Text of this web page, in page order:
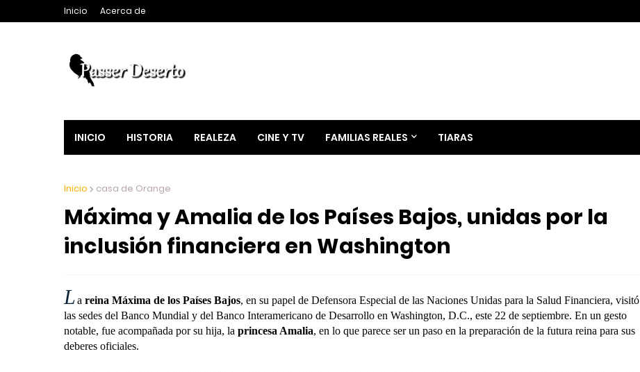
Inicio Acerca de
INICIO HISTORIA REALEZA CINE Y TV FAMILIAS REALES TIARAS
Inicio casa de Orange
Máxima y Amalia de los Países Bajos, unidas por la
inclusión financiera en Washington
La reina Máxima de los Países Bajos, en su papel de Defensora Especial de las Naciones Unidas para la Salud Financiera, visitó
las sedes del Banco Mundial y del Banco Interamericano de Desarrollo en Washington, D.C., este 22 de septiembre. En un gesto
notable, fue acompañada por su hija, la princesa Amalia, en lo que parece ser un paso en la preparación de la futura reina para sus
deberes oficiales.